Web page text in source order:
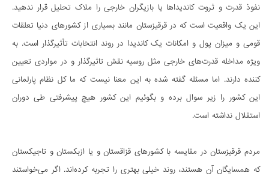
نفوذ قدرت و ثروت کاندیداها یا بازیگران خارجی را ملاک تحلیل قرار ندهید.
این یک واقعیت است که در قرقیزستان مانند بسیاری از کشورهای دنیا تعلقات
قومی و میزان پول و امکانات یک کاندیدا در روند انتخابات تأثیرگذار است. به
ویژه مداخله قدرت‌های خارجی مثل روسیه نقش تاثیرگذار و در مواردی تعیین
کننده دارند. اما مسئله گفته شده به این معنا نیست که ما کل نظام پارلمانی
این کشور را زیر سوال برده و بگوئیم این کشور هیچ پیشرفتی طی دوران
استقلال نداشته است.
مردم قرقیزستان در مقایسه با کشورهای قزاقستان و یا ازبکستان و تاجیکستان
که همسایگان آن هستند، روند خیلی بهتری را تجربه کرده‌اند. اگر می‌خواستند